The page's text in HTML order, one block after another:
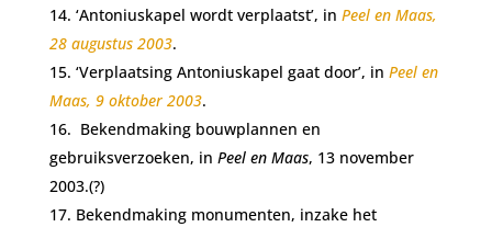
‘Antoniuskapel wordt verplaatst’, in Peel en Maas,
28 augustus 2003.
‘Verplaatsing Antoniuskapel gaat door’, in Peel en
Maas, 9 oktober 2003.
Bekendmaking bouwplannen en
gebruiksverzoeken, in Peel en Maas, 13 november
2003.(?)
Bekendmaking monumenten, inzake het